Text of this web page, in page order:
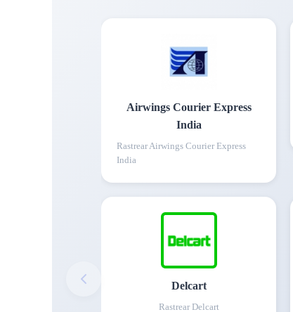
Airwings Courier Express
India
Rastrear Airwings Courier Express
India
Delcart
Rastrear Delcart